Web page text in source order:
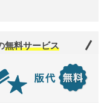
無料サービス